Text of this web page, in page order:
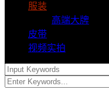
服装
高端大牌
皮带
视频实拍